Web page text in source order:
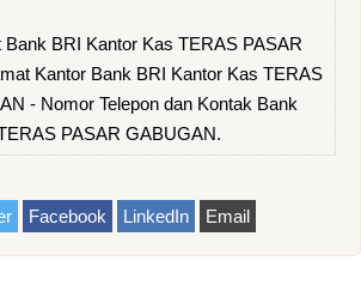
Bank BRI Kantor Kas TERAS PASAR
Kantor Bank BRI Kantor Kas TERAS
- Nomor Telepon dan Kontak Bank
PASAR GABUGAN.
Facebook LinkedIn Email